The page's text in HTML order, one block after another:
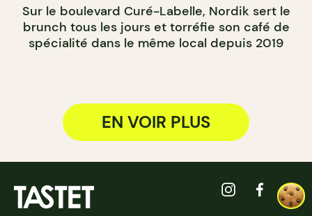
Sur le boulevard Curé-Labelle, Nordik sert le
brunch tous les jours et torréfie son café de
spécialité dans le même local depuis 2019
EN VOIR PLUS